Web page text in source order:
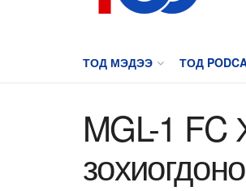
ТОД МЭДЭЭ ТОД
MGL-1 FC
зохиогдоно